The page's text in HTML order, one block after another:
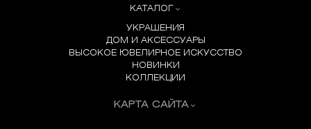
КАТАЛОГ
УКРАШЕНИЯ
ДОМ И АКСЕССУАРЫ
ВЫСОКОЕ ЮВЕЛИРНОЕ ИСКУССТВО
НОВИНКИ
КОЛЛЕКЦИИ
КАРТА САЙТА